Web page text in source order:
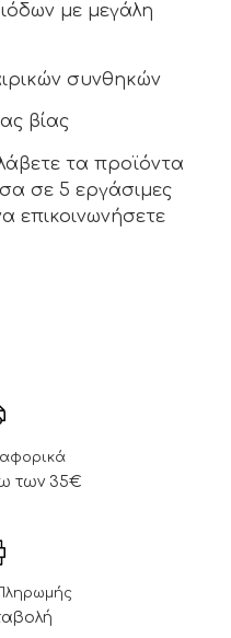
με μεγάλη
συνθηκών
βίας
τα προϊόντα
σε 5 εργάσιμες
επικοινωνήσετε
των 35€